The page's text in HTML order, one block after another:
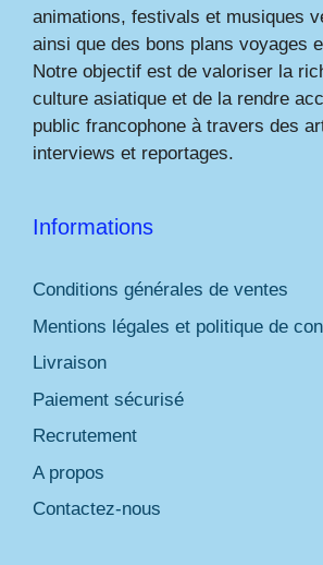
animations, festivals et musiques
ainsi que des bons plans voyages
Notre objectif est de valoriser la
culture asiatique et de la rendre
public francophone à travers des
interviews et reportages.
Informations
Conditions générales de ventes
Mentions légales et politique de
Livraison
Paiement sécurisé
Recrutement
A propos
Contactez-nous